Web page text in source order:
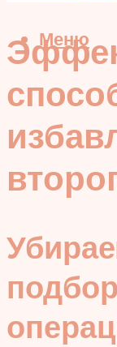
Меню